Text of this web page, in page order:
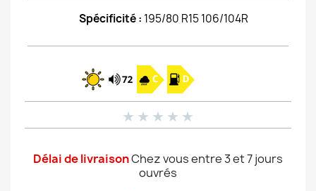
Spécificité : 195/80 R15 106/104R
★ ★ ★ ★ ★
Délai de livraisonChez vous entre 3 et 7 jours
ouvrés